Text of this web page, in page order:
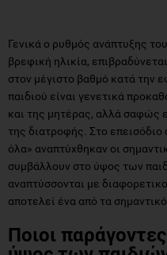
Γενικά ο ρυθμός ανάπτυξης
βρεφική ηλικία,
στον μέγιστο βαθμό κατά την
παιδιού είναι γενετικά
και της μητέρας, αλλά σαφώς
της διατροφής. Στο
όλα» αναπτύχθηκαν οι
συμβάλλουν στο ύψος των
αναπτύσσονται με
αποτελεί ένα από τα
Ποιοι